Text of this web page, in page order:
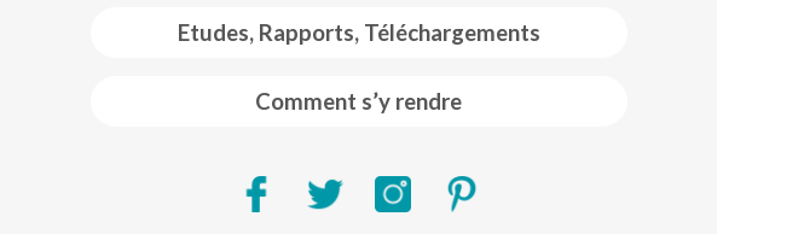
Etudes, Rapports, Téléchargements
Comment s’y rendre